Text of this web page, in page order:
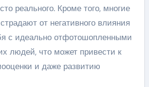
реального. Кроме того, многие
от негативного влияния
с идеально отфотошопленными
людей, что может привести к
и даже развитию